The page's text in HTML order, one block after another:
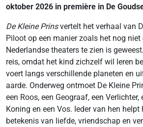
oktober 2026 in première in De
De Kleine Prinsvertelt het verhaal van
Piloot op een manier zoals het nog niet
Nederlandse theaters te zien is
reis, omdat het kind zichzelf wil leren
voert langs verschillende planeten en
aarde. Onderweg ontmoet De Kleine
een Roos, een Geograaf, een Verlichter,
Koning en een Vos. Ieder van hen
betekenis van liefde, vriendschap en